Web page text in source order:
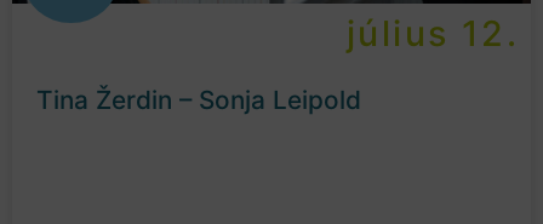
július 12.
Tina Žerdin – Sonja Leipold